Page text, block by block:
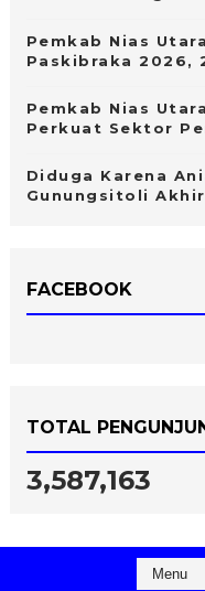
Pemkab Nias
Paskibraka 2026,
Pemkab Nias
Perkuat Sektor
Diduga Karena
Gunungsitoli
FACEBOOK
TOTAL
3,587,163